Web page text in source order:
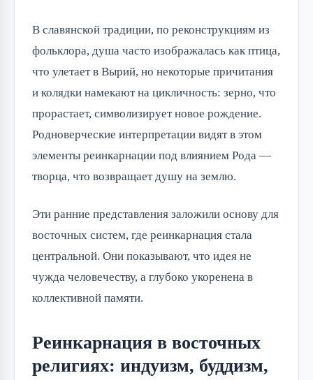
В славянской традиции, по реконструкциям из
фольклора, душа часто изображалась как птица,
что улетает в Вырий, но некоторые причитания
и колядки намекают на цикличность: зерно, что
прорастает, символизирует новое рождение.
Родноверческие интерпретации видят в этом
элементы реинкарнации под влиянием Рода —
творца, что возвращает душу на землю.
Эти ранние представления заложили основу для
восточных систем, где реинкарнация стала
центральной. Они показывают, что идея не
чужда человечеству, а глубоко укоренена в
коллективной памяти.
Реинкарнация в восточных
религиях: индуизм, буддизм,